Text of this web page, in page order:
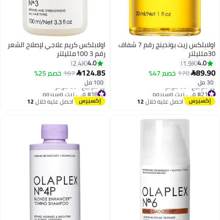
اولابلكس زيت بوندينج رقم 7 شفاف
30ملليلتر
4.0
1.9K
89.90
170 خصم 47%
30 مل
#21 في زيت وسيروم
توصيل مجاني
تم بيع +60 مؤخرًا
احصل عليه خلال12
اولابلكس كريم علاجي لإصلاح الشعر
رقم 3 100ملليلتر
4.0
2.4K
124.85
167 خصم 25%
100 مل
#18 في زيت وسيروم
توصيل مجاني
تم بيع +80 مؤخرًا
احصل عليه خلال12